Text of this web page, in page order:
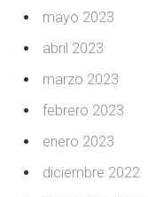
mayo 2023
abril 2023
marzo 2023
febrero 2023
enero 2023
diciembre 2022